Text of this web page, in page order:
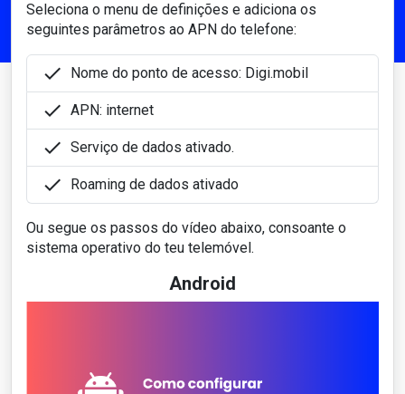
Seleciona o menu de definições e adiciona os
seguintes parâmetros ao APN do telefone:
 Nome do ponto de acesso: Digi.mobil
 APN: internet
 Serviço de dados ativado.
 Roaming de dados ativado
Ou segue os passos do vídeo abaixo, consoante o
sistema operativo do teu telemóvel.
Android